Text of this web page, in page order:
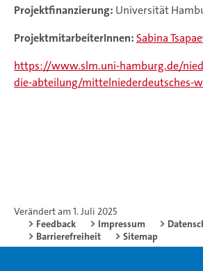
Projektfinanzierung: Universität
ProjektmitarbeiterInnen:Sabina
https://www.slm.uni-hamburg.de/
die-abteilung/mittelniederdeutsches-
Verändert am 1. Juli 2025
Feedback
Impressum
Barrierefreiheit
Sitemap